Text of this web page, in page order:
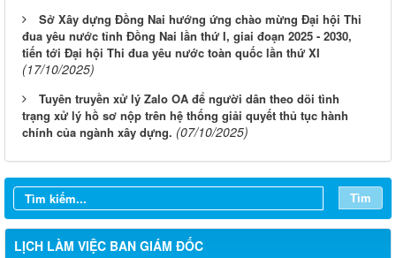
Sở Xây dựng Đồng Nai hướng ứng chào mừng Đại hội Thi
đua yêu nước tỉnh Đồng Nai lần thứ I, giai đoạn 2025 - 2030,
tiến tới Đại hội Thi đua yêu nước toàn quốc lần thứ XI
(17/10/2025)
Tuyên truyền xử lý Zalo OA để người dân theo dõi tình
trạng xử lý hồ sơ nộp trên hệ thống giải quyết thủ tục hành
chính của ngành xây dựng. (07/10/2025)
Tìm
LỊCH LÀM VIỆC BAN GIÁM ĐỐC
LỊCH CÔNG TÁC CỦA LÃNH ĐẠO SỞ XÂY DỰNG (Từ ngày
03/8 đến ngày 08/8/2026)
THÔNG BÁO LỊCH CÔNG TÁC CỦA LÃNH ĐẠO SỞ XÂY
DỰNG (Từ ngày 27/7 đến ngày 31/7/2026)
THÔNG BÁO LỊCH CÔNG TÁC CỦA LÃNH ĐẠO SỞ XÂY
DỰNG (Từ ngày 20/7 đến ngày 25/7/2026)